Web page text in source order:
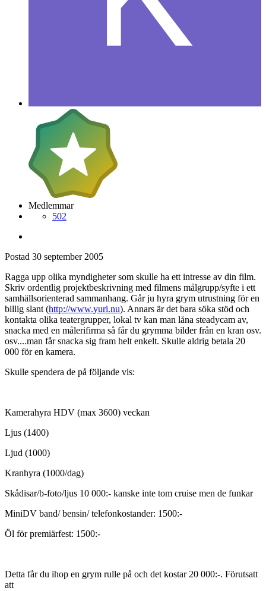
Medlemmar
502
Postad 30 september 2005
Ragga upp olika myndigheter som skulle ha ett intresse av din film.
Skriv ordentlig projektbeskrivning med filmens målgrupp/syfte i ett
samhällsorienterad sammanhang. Går ju hyra grym utrustning för en
billig slant (http://www.yuri.nu). Annars är det bara söka stöd och
kontakta olika teatergrupper, lokal tv kan man låna steadycam av,
snacka med en målerifirma så får du grymma bilder från en kran osv.
osv....man får snacka sig fram helt enkelt. Skulle aldrig betala 20
000 för en kamera.
Skulle spendera de på följande vis:
Kamerahyra HDV (max 3600) veckan
Ljus (1400)
Ljud (1000)
Kranhyra (1000/dag)
Skådisar/b-foto/ljus 10 000:- kanske inte tom cruise men de funkar
MiniDV band/ bensin/ telefonkostander: 1500:-
Öl för premiärfest: 1500:-
Detta får du ihop en grym rulle på och det kostar 20 000:-. Förutsatt
att